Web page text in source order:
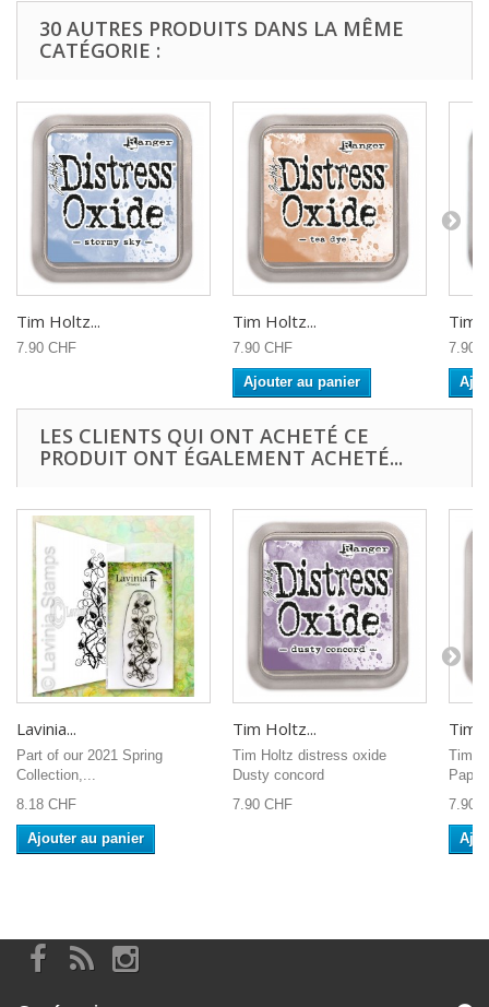
30 AUTRES PRODUITS DANS LA MÊME
CATÉGORIE :
Tim Holtz...
7.90 CHF
Tim Holtz...
7.90 CHF
Ajouter au panier
Tim
7.90
LES CLIENTS QUI ONT ACHETÉ CE
PRODUIT ONT ÉGALEMENT ACHETÉ...
Lavinia...
Part of our 2021 Spring
Collection,...
8.18 CHF
Ajouter au panier
Tim Holtz...
Tim Holtz distress oxide
Dusty concord
7.90 CHF
Tim
Tim
Paper
7.90